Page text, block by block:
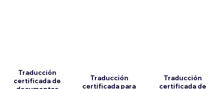
Traducción
certificada de
Traducción
certificada para
Traducción
certificada de